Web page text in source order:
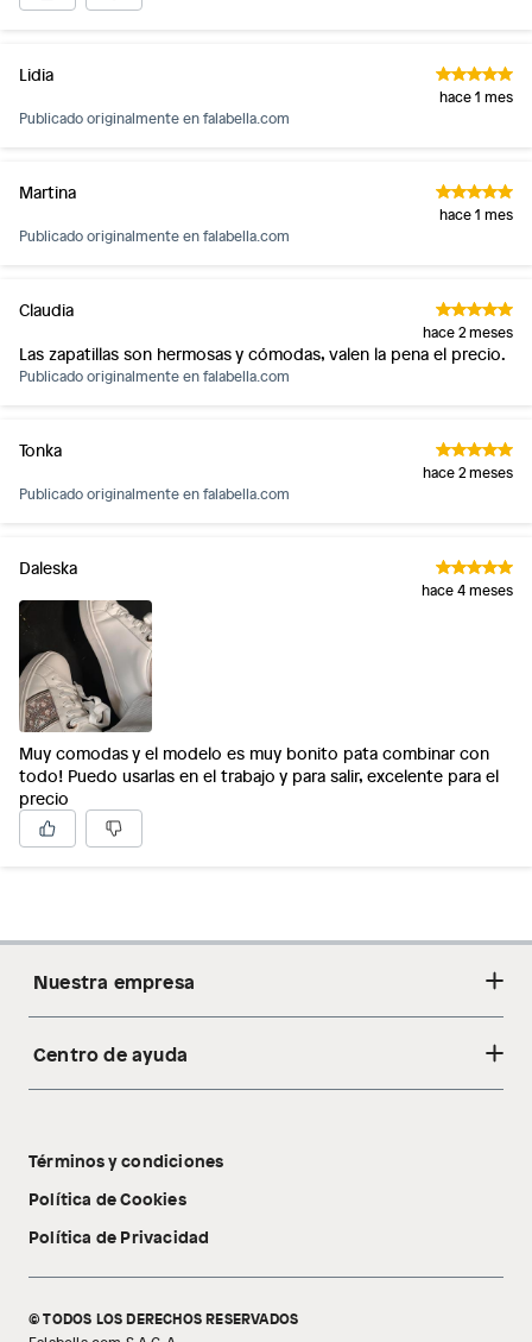
Lidia
hace 1 mes
Publicado originalmente enfalabella.com
Martina
hace 1 mes
Publicado originalmente enfalabella.com
Claudia
hace 2 meses
Las zapatillas son hermosas y cómodas, valen la pena el precio.
Publicado originalmente enfalabella.com
Tonka
hace 2 meses
Publicado originalmente enfalabella.com
Daleska
hace 4 meses
Muy comodas y el modelo es muy bonito pata combinar con
todo! Puedo usarlas en el trabajo y para salir, excelente para el
precio
Nuestra empresa
Acerca de nosotros
Tecnología Pillow Walk
Centro de ayuda
Libro de reclamaciones
Términos y condiciones
Política de Cookies
Política de Privacidad
© TODOS LOS DERECHOS RESERVADOS